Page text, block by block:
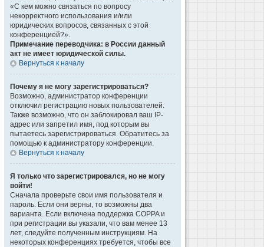
«С кем можно связаться по вопросу
некорректного использования и/или
юридических вопросов, связанных с этой
конференцией?».
Примечание переводчика: в России данный
акт не имеет юридической силы.
Вернуться к началу
Почему я не могу зарегистрироваться?
Возможно, администратор конференции
отключил регистрацию новых пользователей.
Также возможно, что он заблокировал ваш IP-
адрес или запретил имя, под которым вы
пытаетесь зарегистрироваться. Обратитесь за
помощью к администратору конференции.
Вернуться к началу
Я только что зарегистрировался, но не могу
войти!
Сначала проверьте свои имя пользователя и
пароль. Если они верны, то возможны два
варианта. Если включена поддержка COPPA и
при регистрации вы указали, что вам менее 13
лет, следуйте полученным инструкциям. На
некоторых конференциях требуется, чтобы все